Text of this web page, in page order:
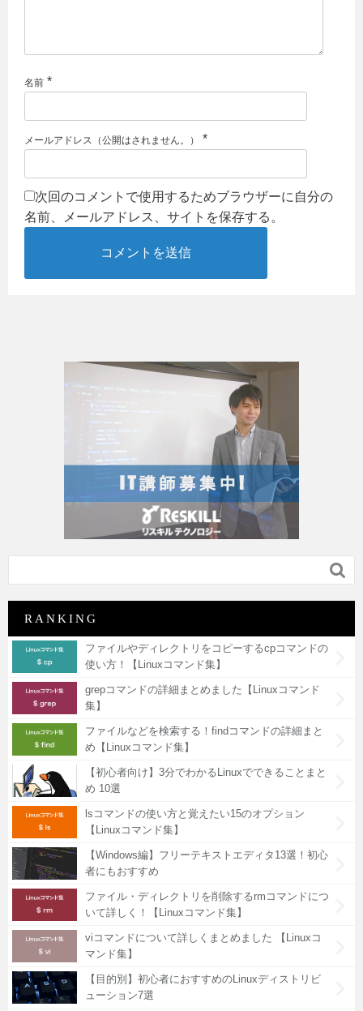
名前 *
メールアドレス（公開はされません。） *
次回のコメントで使用するためブラウザーに自分の
名前、メールアドレス、サイトを保存する。

RANKING
ファイルやディレクトリをコピーするcpコマンドの
使い方！【Linuxコマンド集】
grepコマンドの詳細まとめました【Linuxコマンド
集】
ファイルなどを検索する！findコマンドの詳細まと
め【Linuxコマンド集】
【初心者向け】3分でわかるLinuxでできることまと
め 10選
lsコマンドの使い方と覚えたい15のオプション
【Linuxコマンド集】
【Windows編】フリーテキストエディタ13選！初心
者にもおすすめ
ファイル・ディレクトリを削除するrmコマンドにつ
いて詳しく！【Linuxコマンド集】
viコマンドについて詳しくまとめました 【Linuxコ
マンド集】
【目的別】初心者におすすめのLinuxディストリビ
ューション7選